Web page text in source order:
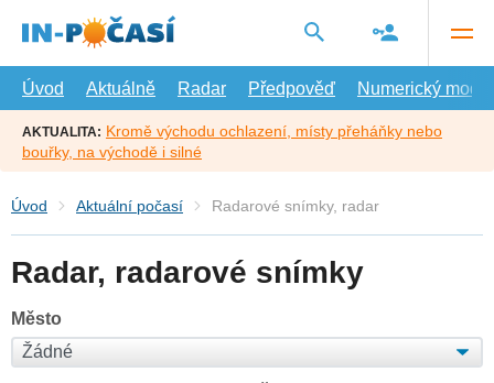
hlavní
Úvod
Aktuálně Radar Předpověď Numerický model
AKTUALITA: Kromě východu ochlazení, místy přeháňky nebo
bouřky, na východě i silné
Úvod Aktuální počasí Radarové snímky, radar
Radar, radarové snímky
Město